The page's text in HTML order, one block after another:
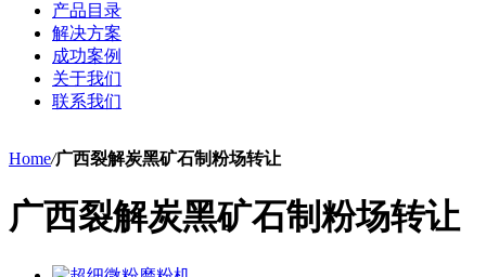
产品目录
解决方案
成功案例
关于我们
联系我们
Home/广西裂解炭黑矿石制粉场转让
广西裂解炭黑矿石制粉场转让